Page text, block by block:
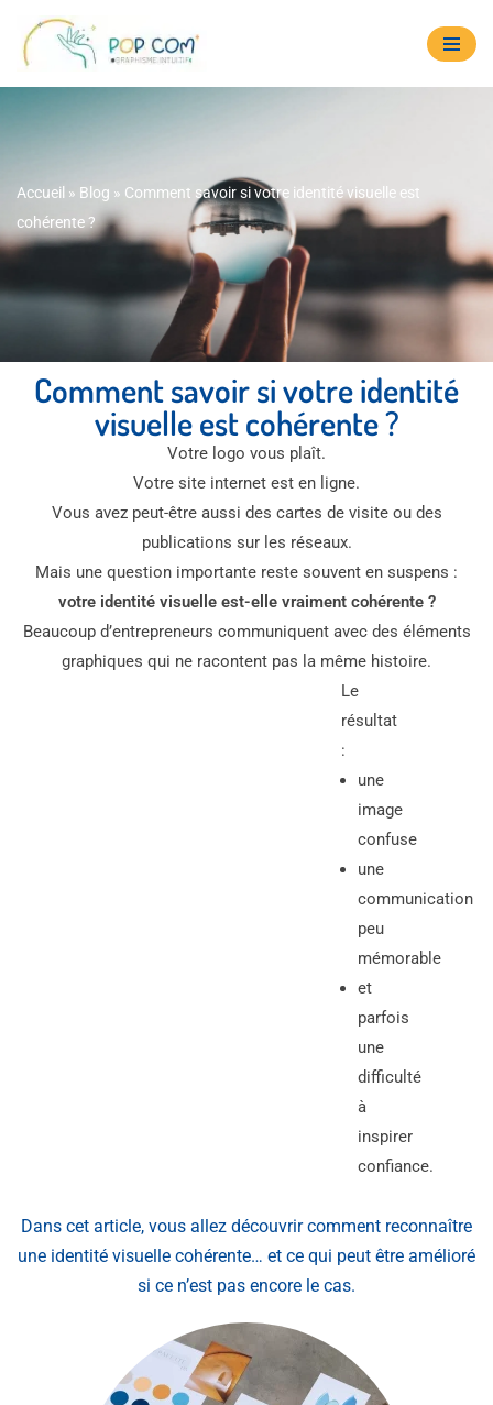
Aller
au
Accueil » Blog » Comment savoir si votre identité visuelle est
cohérente ?
Comment savoir si votre identité
visuelle est cohérente ?
Votre logo vous plaît.
Votre site internet est en ligne.
Vous avez peut-être aussi des cartes de visite ou des
publications sur les réseaux.
Mais une question importante reste souvent en suspens :
votre identité visuelle est-elle vraiment cohérente ?
Beaucoup d’entrepreneurs communiquent avec des éléments
graphiques qui ne racontent pas la même histoire.
Le
résultat
:
une
image
confuse
une
communication
peu
mémorable
et
parfois
une
difficulté
à
inspirer
confiance.
Dans cet article, vous allez découvrir comment reconnaître
une identité visuelle cohérente… et ce qui peut être amélioré
si ce n’est pas encore le cas.